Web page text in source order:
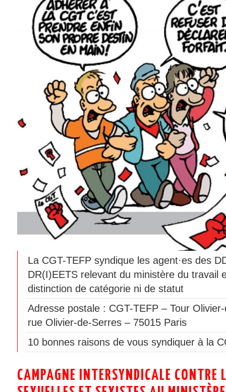
La CGT-TEFP syndique les agent·es des
DR(I)EETS relevant du ministère du travail
distinction de catégorie ni de statut
Adresse postale : CGT-TEFP – Tour
rue Olivier-de-Serres – 75015 Paris
10 bonnes raisons de vous syndiquer à la
CAMPAGNE INTERSYNDICALE CONTRE